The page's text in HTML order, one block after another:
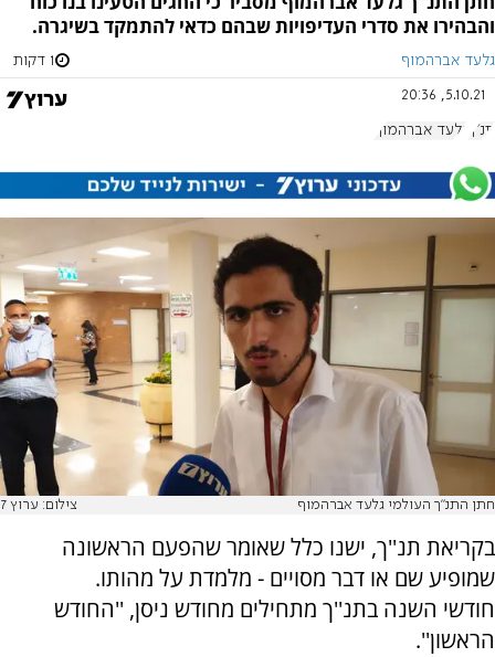
והבהירו את סדרי העדיפויות שבהם כדאי להתמקד בשיגרה.
גלעד אברהמוף 1 דקות
5.10.21, 20:36
תנ"ך גלעד אברהמוף
חתן התנ"ך העולמי גלעד אברהמוף צילום: ערוץ 7
בקריאת תנ''ך, ישנו כלל שאומר שהפעם הראשונה
שמופיע שם או דבר מסויים - מלמדת על מהותו.
חודשי השנה בתנ''ך מתחילים מחודש ניסן, ''החודש
הראשון''.